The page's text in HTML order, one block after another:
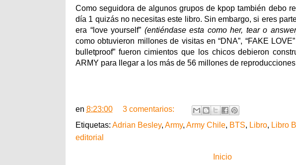
Como seguidora de algunos grupos de kpop también debo
día 1 quizás no necesitas este libro. Sin embargo, si eres
era “love yourself” (entiéndase esta como her, tear o
como obtuvieron millones de visitas en “DNA”, “FAKE LOVE”
bulletproof” fueron cimientos que los chicos debieron
ARMY para llegar a los más de 56 millones de reproducciones
en 8:23:00
3 comentarios:
Etiquetas: Adrian Besley, Army, Army Chile, BTS, Libro, Libro
editorial
Inicio